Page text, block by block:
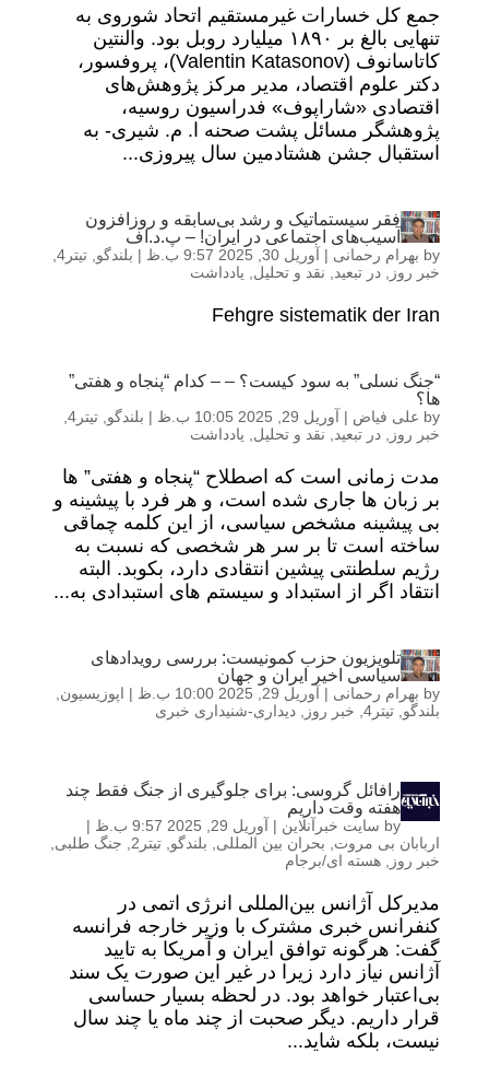
جمع کل خسارات غیرمستقیم اتحاد شوروی به
تنهایی بالغ بر ١٨٩٠ میلیارد روبل بود. والنتین
کاتاسانوف (Valentin Katasonov)، پروفسور،
دکتر علوم اقتصاد، مدیر مرکز پژوهش‌های
اقتصادی «شاراپوف» فدراسیون روسیه،
پژوهشگر مسائل پشت صحنه ا. م. شیری- به
استقبال جشن هشتادمین سال پیروزی...
فقر سیستماتیک و رشد بی‌سابقه و روزافزون
آسیب‌های اجتماعی در ایران! – پ.د.اف
by بهرام رحمانی | آوریل 30, 2025 9:57 ب.ظ | بلندگو تیتر4
,
خبر روز
در تبعید نقد و تحلیل یادداشت
Fehgre sistematik der Iran
“جنگ نسلی” به سود کیست؟ – – کدام “پنجاه و هفتی”
ها؟
by علی فیاض | آوریل 29, 2025 10:05 ب.ظ | بلندگو تیتر4
,
خبر روز
در تبعید نقد و تحلیل یادداشت
مدت زمانی است که اصطلاح “پنجاه و هفتی” ها
بر زبان ها جاری شده است، و هر فرد با پیشینه و
بی پیشینه مشخص سیاسی، از این کلمه چماقی
ساخته است تا بر سر هر شخصی که نسبت به
رژیم سلطنتی پیشین انتقادی دارد، بکوبد. البته
انتقاد اگر از استبداد و سیستم های استبدادی به...
تلویزیون حزب کمونیست: بررسی رویدادهای
سیاسی اخیر ایران و جهان
by بهرام رحمانی | آوریل 29, 2025 10:00 ب.ظ | اپوزیسیون
بلندگو تیتر4 , خبر روز دیداری-شنیداری خبری
رافائل گروسی: برای جلوگیری از جنگ فقط چند
هفته وقت داریم
by سایت خبرآنلاین | آوریل 29, 2025 9:57 ب.ظ
|
اربابان بی مروت
بحران بین المللی بلندگو تیتر2 جنگ طلبی
خبر روز
هسته ای/برجام
مدیرکل آژانس بین‌المللی انرژی اتمی در
کنفرانس خبری مشترک با وزیر خارجه فرانسه
گفت: هرگونه توافق ایران و آمریکا به تایید
آژانس نیاز دارد زیرا در غیر این صورت یک سند
بی‌اعتبار خواهد بود. در لحظه بسیار حساسی
قرار داریم. دیگر صحبت از چند ماه یا چند سال‌
نیست، بلکه شاید...